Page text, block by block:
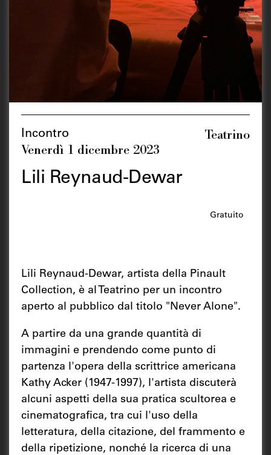
Incontro
Venerdì 1 dicembre 2023
Teatrino
Lili Reynaud-Dewar
Gratuito
Lili Reynaud-Dewar, artista della Pinault
Collection, è al Teatrino per un incontro
aperto al pubblico dal titolo "Never Alone".
A partire da una grande quantità di
immagini e prendendo come punto di
partenza l'opera della scrittrice americana
Kathy Acker (1947-1997), l'artista discuterà
alcuni aspetti della sua pratica scultorea e
cinematografica, tra cui l'uso della
letteratura, della citazione, del frammento e
della ripetizione, nonché la ricerca di una